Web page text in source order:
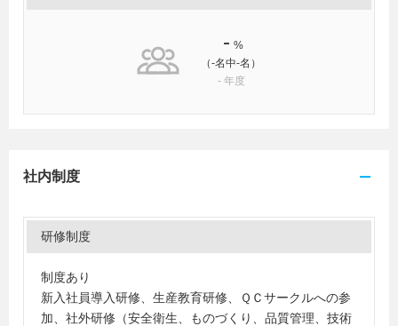
- %
（-名中-名）
- 年度
社内制度
研修制度
制度あり
新入社員導入研修、生産教育研修、ＱＣサークルへの参
加、社外研修（安全衛生、ものづくり、品質管理、技術